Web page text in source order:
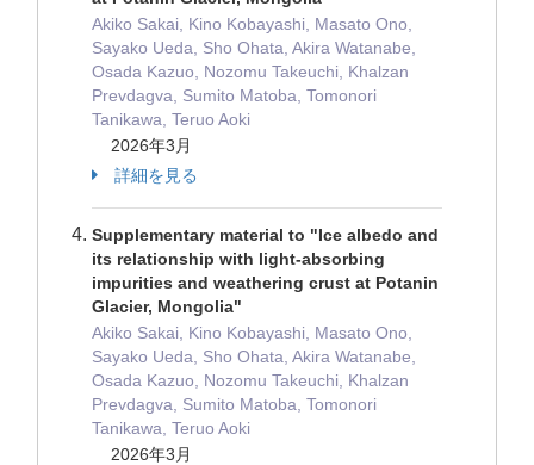
Akiko Sakai, Kino Kobayashi, Masato Ono,
Sayako Ueda, Sho Ohata, Akira Watanabe,
Osada Kazuo, Nozomu Takeuchi, Khalzan
Prevdagva, Sumito Matoba, Tomonori
Tanikawa, Teruo Aoki
2026年3月
詳細を見る
Supplementary material to "Ice albedo and
its relationship with light-absorbing
impurities and weathering crust at Potanin
Glacier, Mongolia"
Akiko Sakai, Kino Kobayashi, Masato Ono,
Sayako Ueda, Sho Ohata, Akira Watanabe,
Osada Kazuo, Nozomu Takeuchi, Khalzan
Prevdagva, Sumito Matoba, Tomonori
Tanikawa, Teruo Aoki
2026年3月